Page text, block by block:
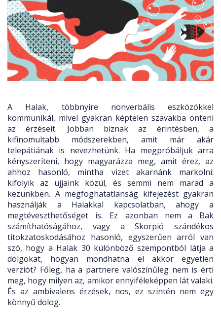
A Halak, többnyire nonverbális eszközökkel
kommunikál, mivel gyakran képtelen szavakba önteni
az érzéseit. Jobban bíznak az érintésben, a
kifinomultabb módszerekben, amit már akár
telepátiának is nevezhetünk. Ha megpróbáljuk arra
kényszeríteni, hogy magyarázza meg, amit érez, az
ahhoz hasonló, mintha vizet akarnánk markolni:
kifolyik az ujjaink közül, és semmi nem marad a
kezünkben. A megfoghatatlanság kifejezést gyakran
használják a Halakkal kapcsolatban, ahogy a
megtéveszthetőséget is. Ez azonban nem a Bak
számíthatóságához, vagy a Skorpió szándékos
titokzatoskodásához hasonló, egyszerűen arról van
szó, hogy a Halak 30 különböző szempontból látja a
dolgokat, hogyan mondhatna el akkor egyetlen
verziót? Főleg, ha a partnere valószínűleg nem is érti
meg, hogy milyen az, amikor ennyiféleképpen lát valaki.
És az ambivalens érzések, nos, ez szintén nem egy
könnyű dolog.